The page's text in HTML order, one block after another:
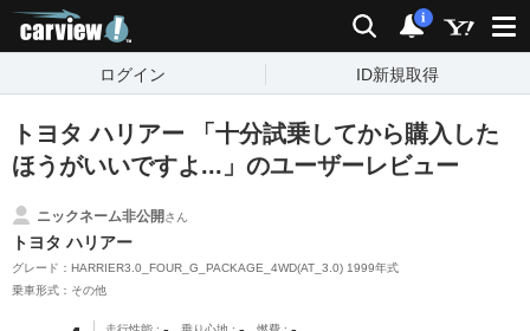
検索 通知
i
ログイン ID新規取得
トヨタ ハリアー 「十分試乗してから購入した
ほうがいいですよ...」のユーザーレビュー
ニックネーム非公開さん
トヨタ ハリアー
グレード：HARRIER3.0_FOUR_G_PACKAGE_4WD(AT_3.0) 1999年式
乗車形式：その他